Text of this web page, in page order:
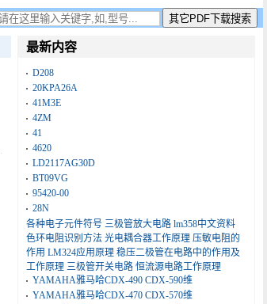
最新内容
D208
20KPA26A
41M3E
4ZM
41
4620
LD2117AG30D
BT09VG
95420-00
28N
各种电子元件符号 三极管放大电路 lm358中文资料
色环电阻识别方法 光电耦合器工作原理 压敏电阻的
作用 LM324应用原理 稳压二极管在电路中的作用及
工作原理 三极管开关电路 恒流源电路工作原理
YAMAHA雅马哈CDX-490 CDX-590维
YAMAHA雅马哈CDX-470 CDX-570维